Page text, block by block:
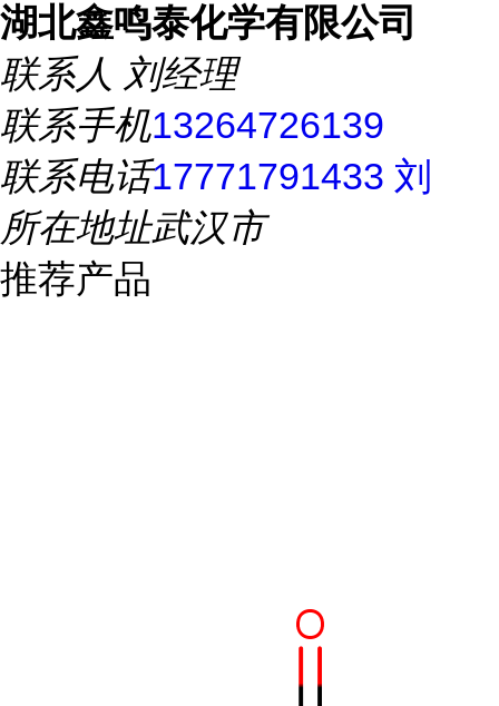
湖北鑫鸣泰化学有限公司
联系人 刘经理
联系手机13264726139
联系电话17771791433 刘
所在地址武汉市
推荐产品